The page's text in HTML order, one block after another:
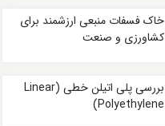
خاک فسفات منبعی ارزشمند برای
کشاورزی و صنعت
بررسی پلی اتیلن خطی (Linear
Polyethylene)